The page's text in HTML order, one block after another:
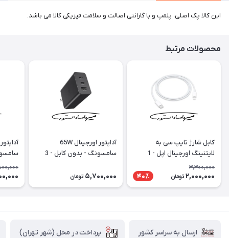
این کالا پک اصلی، پلمپ و با گارانتی اصالت و سلامت فیزیکی کالا می باشد.
محصولات مرتبط
کابل شارژ تایپ سی به
لایتنینگ اورجینال اپل - 1
متری (تو جعبه ای)
3,300,000
2,000,000 تومان 40٪
آداپتور اورجینال 65W
سامسونگ - بدون کابل - 3
5,700,000 تومان
شاخه -
ارسال به سراسر کشور پرداخت در محل (شهر تهران)